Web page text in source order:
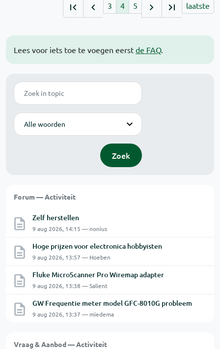
Lees voor iets toe te voegen eerst de FAQ.
Zoek
Modus
Zoek
Forum — Activiteit
Zelf herstellen
9 aug 2026, 14:15 — nonius
Hoge prijzen voor electronica hobbyisten
9 aug 2026, 13:57 — Hoeben
Fluke MicroScanner Pro Wiremap adapter
9 aug 2026, 13:38 — Salient
GW Frequentie meter model GFC-8010G probleem
9 aug 2026, 13:37 — miedema
Vraag & Aanbod — Activiteit
3 4 5 laatste